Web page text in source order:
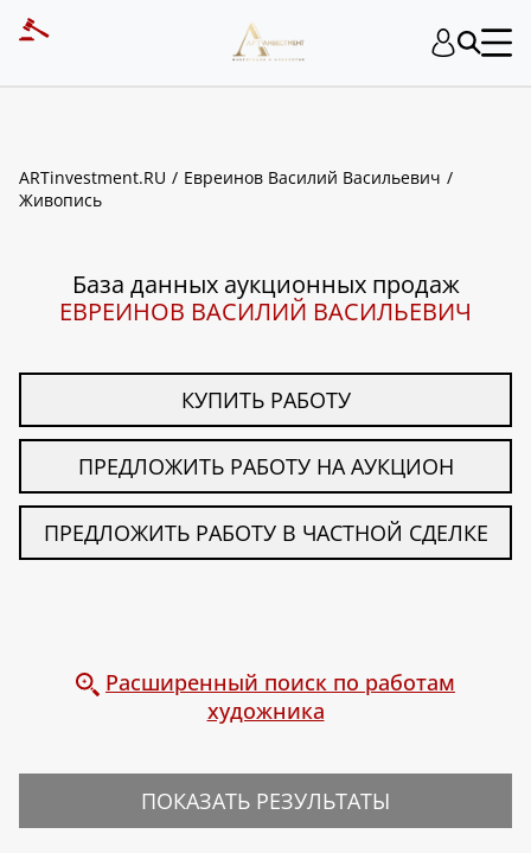
ARTinvestment.RU
Евреинов Василий Васильевич
Живопись
База данных аукционных продаж
ЕВРЕИНОВ ВАСИЛИЙ ВАСИЛЬЕВИЧ
КУПИТЬ РАБОТУ
ПРЕДЛОЖИТЬ РАБОТУ НА АУКЦИОН
ПРЕДЛОЖИТЬ РАБОТУ В ЧАСТНОЙ СДЕЛКЕ
Расширенный поиск по работам
художника
ПОКАЗАТЬ РЕЗУЛЬТАТЫ